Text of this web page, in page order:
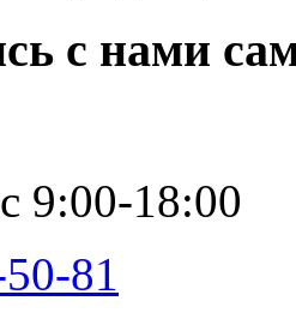
с нами
9:00-18:00
81